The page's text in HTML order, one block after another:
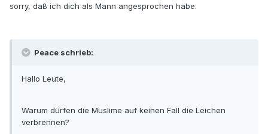
sorry, daß ich dich als Mann angesprochen habe.
Peace schrieb:
Hallo Leute,
Warum dürfen die Muslime auf keinen Fall die Leichen
verbrennen?